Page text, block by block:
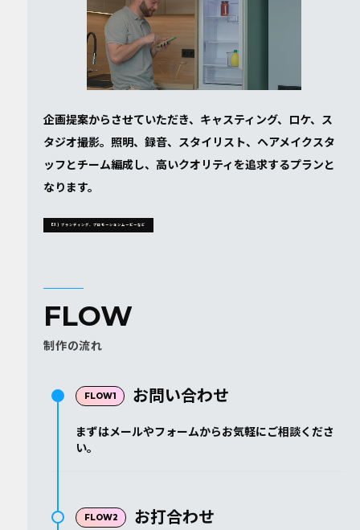
企画提案からさせていただき、キャスティング、ロケ、ス
タジオ撮影。照明、録音、スタイリスト、ヘアメイクスタ
ッフとチーム編成し、高いクオリティを追求するプランと
なります。
EX) ブランディング、プロモーションムービーなど
FLOW
制作の流れ
お問い合わせ
まずはメールやフォームからお気軽にご相談くださ
い。
お打合わせ